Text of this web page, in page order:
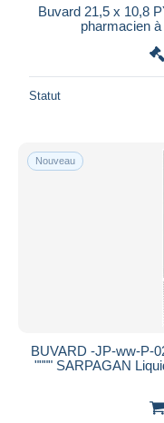
Buvard 21,5 x 10,8
pharmacien
Statut
Nouveau
BUVARD -JP-ww-P-
"""" SARPAGAN